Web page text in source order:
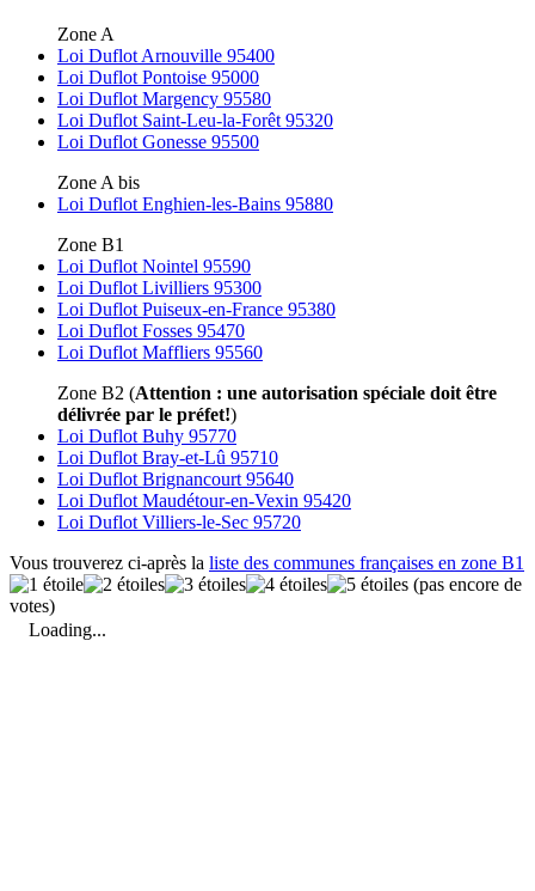
Zone A
Loi Duflot Arnouville 95400
Loi Duflot Pontoise 95000
Loi Duflot Margency 95580
Loi Duflot Saint-Leu-la-Forêt 95320
Loi Duflot Gonesse 95500
Zone A bis
Loi Duflot Enghien-les-Bains 95880
Zone B1
Loi Duflot Nointel 95590
Loi Duflot Livilliers 95300
Loi Duflot Puiseux-en-France 95380
Loi Duflot Fosses 95470
Loi Duflot Maffliers 95560
Zone B2 (Attention : une autorisation spéciale doit être
délivrée par le préfet!)
Loi Duflot Buhy 95770
Loi Duflot Bray-et-Lû 95710
Loi Duflot Brignancourt 95640
Loi Duflot Maudétour-en-Vexin 95420
Loi Duflot Villiers-le-Sec 95720
Vous trouverez ci-après la liste des communes françaises en zone B1
(pas encore de
votes)
Loading...